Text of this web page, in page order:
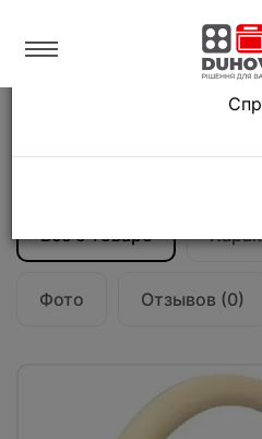
Мойки и смесители
Смеситель кухонный
Все о товаре
Фото Отзывов (0)
Язык магазина